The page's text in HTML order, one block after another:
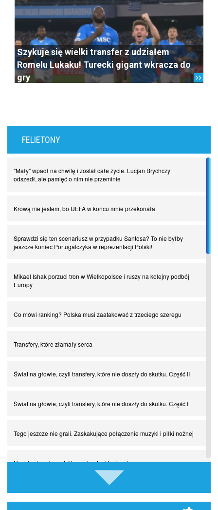
Szykuje się wielki transfer z udziałem
Romelu Lukaku! Turecki gigant wkracza do
gry
FELIETONY
"Mały" wpadł na chwilę i został całe życie. Lucjan Brychczy
odszedł, ale pamięć o nim nie przeminie
Krową nie jestem, bo UEFA w końcu mnie przekonała
Sprawdzi się ten scenariusz w przypadku Santosa? To nie byłby
jeszcze koniec Portugalczyka w reprezentacji Polski!
Mikael Ishak porzuci tron w Wielkopolsce i ruszy na kolejny podbój
Europy
Co mówi ranking? Polska musi zaatakować z trzeciego szeregu
Transfery, które złamały serca
Świat na głowie, czyli transfery, które nie doszły do skutku. Część II
Świat na głowie, czyli transfery, które nie doszły do skutku. Część I
Tego jeszcze nie grali. Zaskakujące połączenie muzyki i piłki nożnej
Nadchodzą giganci. Nunez kontra Haaland
Lewandowski kontra Bayern. Czy wilk będzie syty, a owca cała?